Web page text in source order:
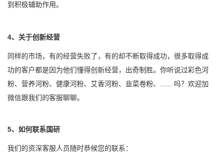
到积极辅助作用。
4、关于创新经营
同样的市场，有的经营失败了，有的却不断取得成功，很多取得成
功的客户都是因为他们懂得创新经营，出奇制胜。你听说过彩色河
粉、营养河粉、健康河粉、艾香河粉、韭菜卷粉、...... 吗？欢迎加
微信跟我们的客服聊聊。
5、如何联系国研
我们的资深客服人员随时恭候您的联系：